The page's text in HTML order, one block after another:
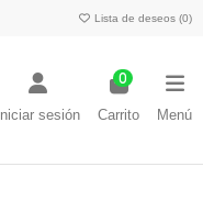
Lista de deseos (0)
Iniciar sesión
0
Carrito Menú